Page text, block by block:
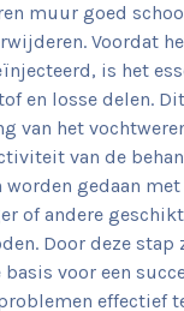
muur goed
Voordat
is het
en losse delen.
van het
van de
gedaan
of andere
Door deze
basis voor een
effectief